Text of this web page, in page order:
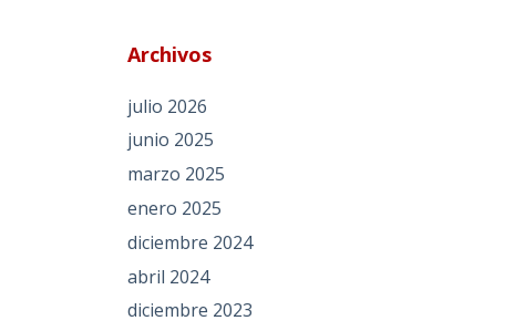
Archivos
julio 2026
junio 2025
marzo 2025
enero 2025
diciembre 2024
abril 2024
diciembre 2023